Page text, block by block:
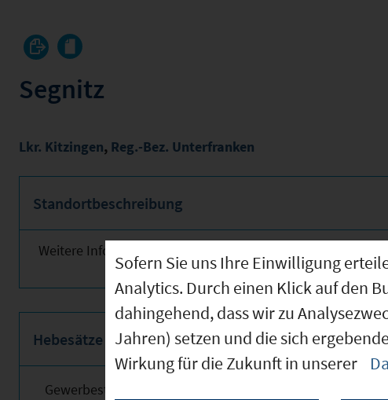
Segnitz
Lkr. Kitzingen, Reg.-Bez. Unterfranken
Standortbeschreibung
Weitere Informationen finden Sie obenstehend!
Hebesätze
Gewerbesteuerhebesatz
Sofern Sie uns Ihre Einwilligung
Analytics. Durch einen Klick auf den
dahingehend, dass wir zu
Jahren) setzen und die sich
Wirkung für die Zukunft in unserer